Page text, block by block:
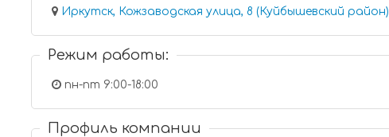
Иркутск, Кожзаводская улица, 8 (Куйбышевский район)
Режим работы:
пн-пт 9:00-18:00
Профиль компании